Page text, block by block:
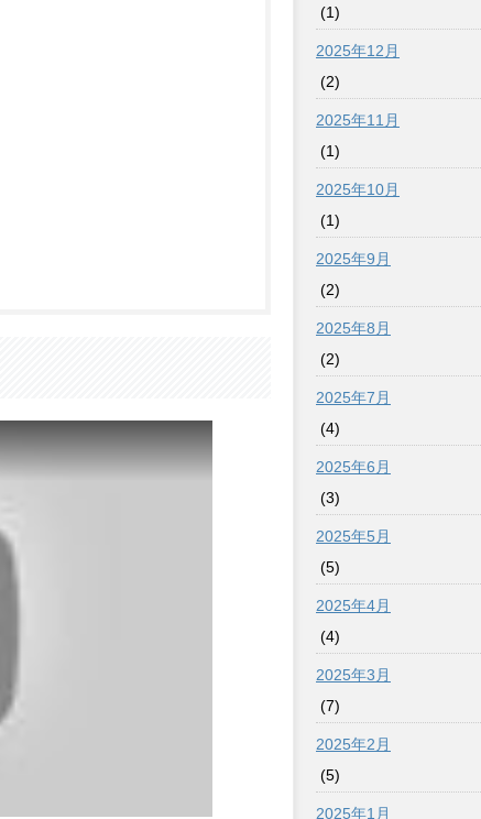
(1)
2025年12月
(2)
2025年11月
(1)
2025年10月
(1)
2025年9月
(2)
2025年8月
(2)
2025年7月
(4)
2025年6月
(3)
2025年5月
(5)
2025年4月
(4)
2025年3月
(7)
2025年2月
(5)
2025年1月